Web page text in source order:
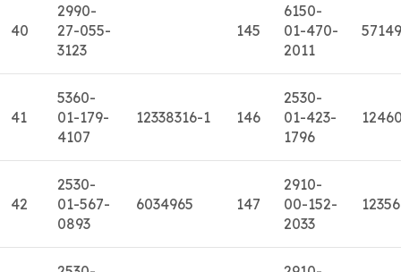
40
2990-
27-055-
3123
145
6150-
01-470-
2011
41
5360-
01-179-
4107
12338316-1 146
2530-
01-423-
1796
42
2530-
01-567-
0893
6034965 147
2910-
00-152-
2033